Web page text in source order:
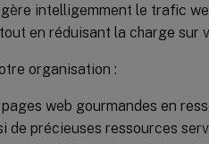
intelligemment le trafic
en réduisant la charge sur
organisation :
web gourmandes en
de précieuses ressources